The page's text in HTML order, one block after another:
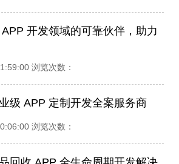
开发领域的可靠伙伴，助力
浏览次数：
级 APP 定制开发全案服务商
浏览次数：